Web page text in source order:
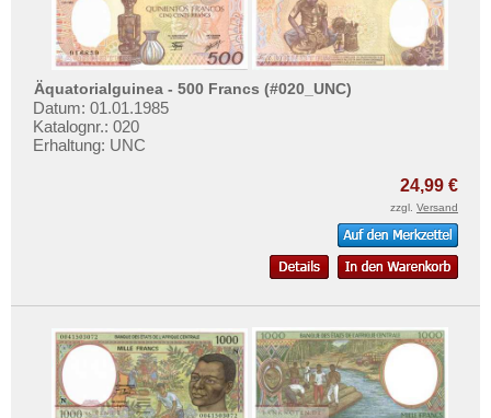
Äquatorialguinea - 500 Francs (#020_UNC)
Datum: 01.01.1985
Katalognr.: 020
Erhaltung: UNC
24,99 €
zzgl. Versand